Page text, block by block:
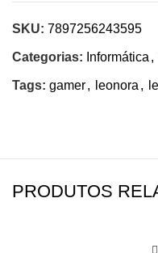
SKU: 7897256243595
Categorias: Informática ,
Tags: gamer, leonora ,
PRODUTOS